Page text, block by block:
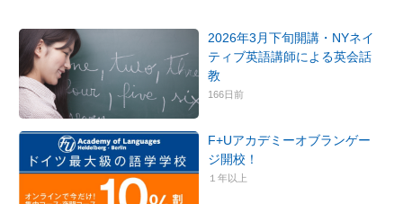
2026年3月下旬開講・NYネイ
ティブ英語講師による英会話
教
166日前
F+Uアカデミーオブランゲー
ジ開校！
１年以上